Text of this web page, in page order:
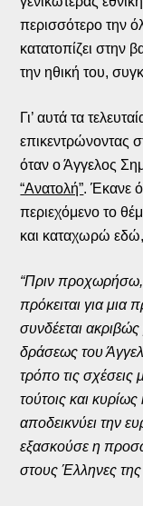
περισσότερο την
κατατοπίζει στην
την ηθική του,
Γι’ αυτά τα
επικεντρώνοντας
όταν ο Άγγελος
“Ανατολή”. Έκανε
περιεχόμενο το
και καταχωρώ
“Πριν προχωρήσω,
πρόκειται για
συνδέεται
δράσεως του
τρόπο τις
τούτοις και
αποδεικνύει την
εξασκούσε η
στους Έλληνες